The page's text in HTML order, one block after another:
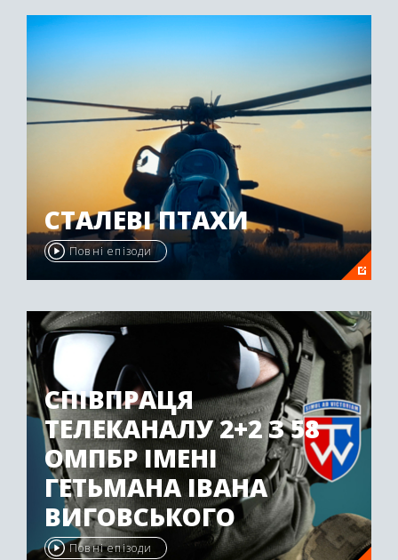
СТАЛЕВІ ПТАХИ
Повні епізоди
СПІВПРАЦЯ
ТЕЛЕКАНАЛУ 2+2 З 58
ОМПБР ІМЕНІ
ГЕТЬМАНА ІВАНА
ВИГОВСЬКОГО
Повні епізоди